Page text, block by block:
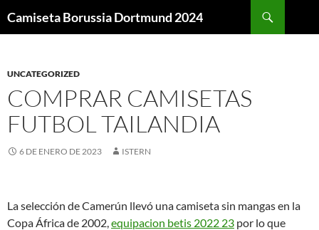
Camiseta Borussia Dortmund 2024
UNCATEGORIZED
COMPRAR CAMISETAS
FUTBOL TAILANDIA
6 DE ENERO DE 2023 ISTERN
La selección de Camerún llevó una camiseta sin mangas en la
Copa África de 2002,equipacion betis 2022 23 por lo que